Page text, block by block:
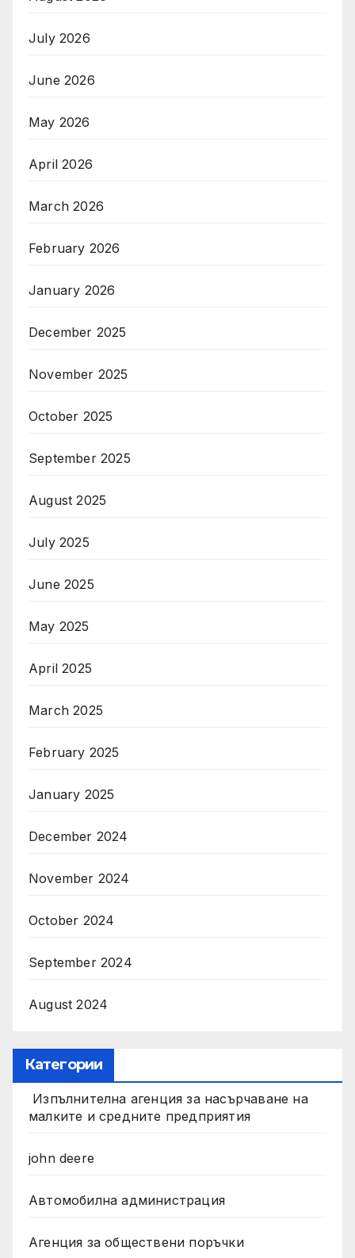
July 2026
June 2026
May 2026
April 2026
March 2026
February 2026
January 2026
December 2025
November 2025
October 2025
September 2025
August 2025
July 2025
June 2025
May 2025
April 2025
March 2025
February 2025
January 2025
December 2024
November 2024
October 2024
September 2024
August 2024
Категории
Изпълнителна агенция за насърчаване на
малките и средните предприятия
john deere
Автомобилна администрация
Агенция за обществени поръчки